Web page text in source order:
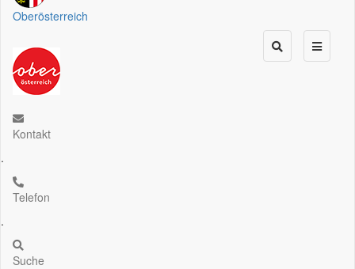
Oberösterreich
Kontakt
.
Telefon
.
Suche